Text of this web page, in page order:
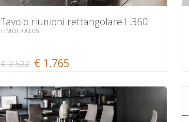
Tavolo riunioni rettangolare L.360
ITMOFRAL05
€ 2.522 € 1.765